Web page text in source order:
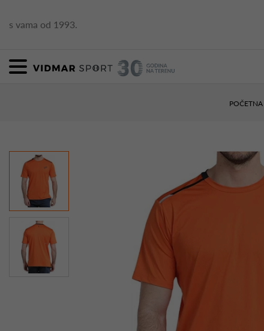
s vama od 1993.
POČETNA